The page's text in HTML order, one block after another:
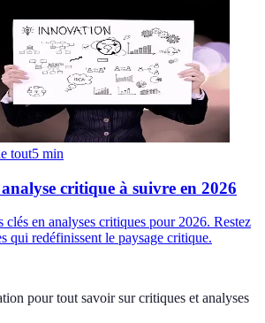
tout5 min
critique à suivre en 2026
clés en analyses critiques pour 2026. Restez
qui redéfinissent le paysage critique.
pour tout savoir sur critiques et analyses